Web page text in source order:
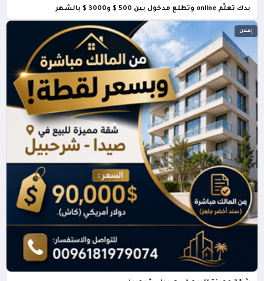
بدك تعلّم online وتطلع مدخول بين 500 $ و3000 $ بالشهر
إعلان